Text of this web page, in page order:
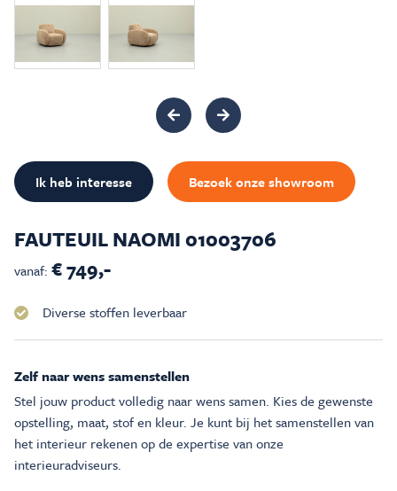
Inspiratie & Advies
FAUTEUIL NAOMI 01003706
vanaf: € 749,-
Diverse stoffen leverbaar
Zelf naar wens samenstellen
Stel jouw product volledig naar wens samen. Kies de gewenste
opstelling, maat, stof en kleur. Je kunt bij het samenstellen van
het interieur rekenen op de expertise van onze
interieuradviseurs.
Ik heb interesse Bezoek onze showroom